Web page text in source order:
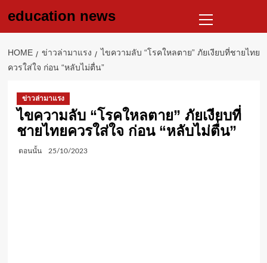
education news
Menu
HOME ข่าวล่ามาแรง
ไขความลับ “โรคใหลตาย” ภัยเงียบที่ชายไทย
ควรใส่ใจ ก่อน “หลับไม่ตื่น”
ข่าวล่ามาแรง
ไขความลับ “โรคใหลตาย” ภัยเงียบที่
ชายไทยควรใส่ใจ ก่อน “หลับไม่ตื่น”
ตอนนั้น 25/10/2023